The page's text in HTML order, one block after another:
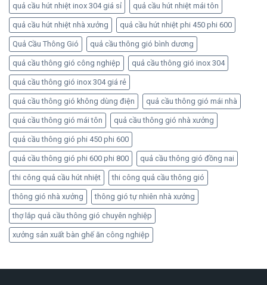
quả cầu hút nhiệt inox 304 giá sỉ quả cầu hút nhiệt mái tôn
quả cầu hút nhiệt nhà xưởng quả cầu hút nhiệt phi 450 phi 600
Quả Cầu Thông Gió quả cầu thông gió bình dương
quả cầu thông gió công nghiệp quả cầu thông gió inox 304
quả cầu thông gió inox 304 giá rẻ
quả cầu thông gió không dùng điện quả cầu thông gió mái nhà
quả cầu thông gió mái tôn quả cầu thông gió nhà xưởng
quả cầu thông gió phi 450 phi 600
quả cầu thông gió phi 600 phi 800 quả cầu thông gió đồng nai
thi công quả cầu hút nhiệt thi công quả cầu thông gió
thông gió nhà xưởng thông gió tự nhiên nhà xưởng
thợ lắp quả cầu thông gió chuyên nghiệp
xưởng sản xuất bàn ghế ăn công nghiệp